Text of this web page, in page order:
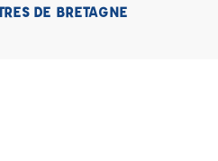
DE BRETAGNE